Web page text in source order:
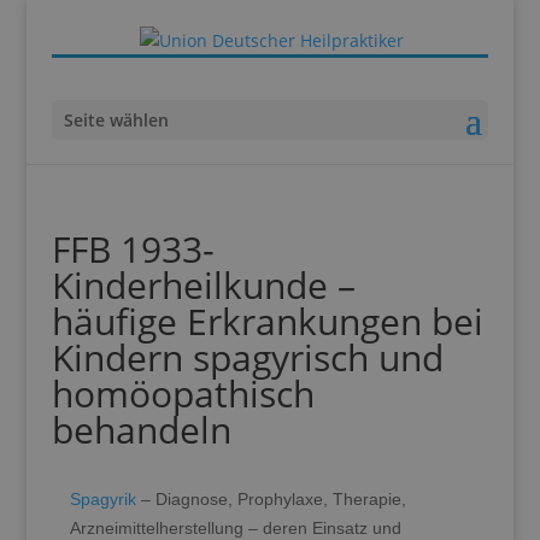
Seite wählen
FFB 1933-
Kinderheilkunde –
häufige Erkrankungen bei
Kindern spagyrisch und
homöopathisch
behandeln
Spagyrik– Diagnose, Prophylaxe, Therapie,
Arzneimittelherstellung – deren Einsatz und